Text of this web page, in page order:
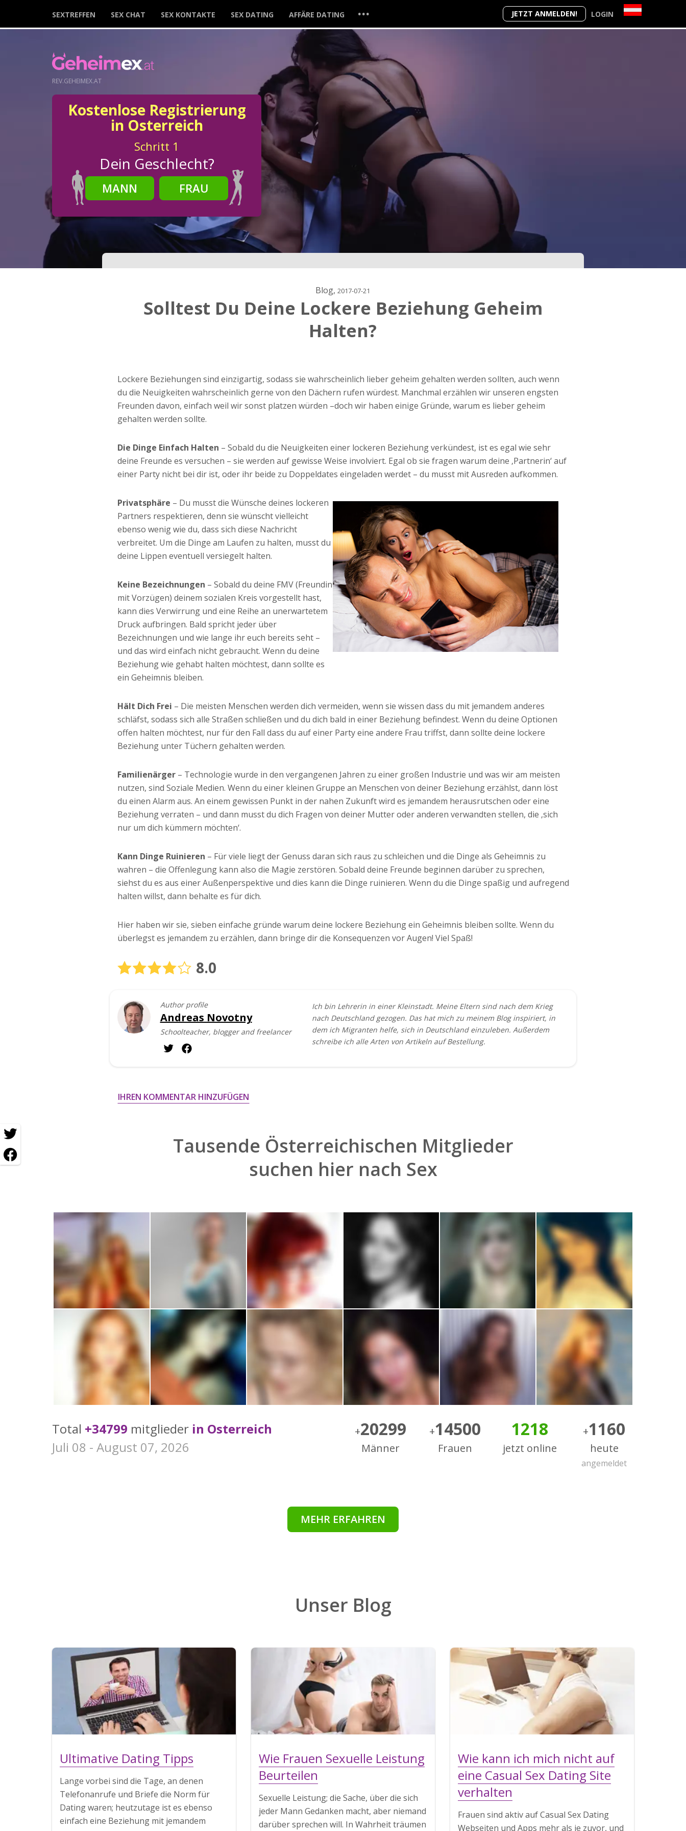
JETZT ANMELDEN! LOGIN
SEXTREFFEN SEX CHAT SEX KONTAKTE SEX DATING AFFÄRE DATING ...
REV.GEHEIMEX.AT
Kostenlose Registrierung
in Osterreich
Schritt 1
Dein Geschlecht?
MANN
FRAU
Schritt2
Dein Geburtsdatum?
Deine E-Mail?
Angebote des Betreibers per E-Mail, der Zusendung
JETZT ANMELDEN!
Blog, 2017-07-21
Solltest Du Deine Lockere Beziehung Geheim
Halten?
Lockere Beziehungen sind einzigartig, sodass sie wahrscheinlich lieber geheim gehalten werden sollten, auch wenn
du die Neuigkeiten wahrscheinlich gerne von den Dächern rufen würdest. Manchmal erzählen wir unseren engsten
Freunden davon, einfach weil wir sonst platzen würden –doch wir haben einige Gründe, warum es lieber geheim
gehalten werden sollte.
Die Dinge Einfach Halten – Sobald du die Neuigkeiten einer lockeren Beziehung verkündest, ist es egal wie sehr
deine Freunde es versuchen – sie werden auf gewisse Weise involviert. Egal ob sie fragen warum deine ‚Partnerin‘ auf
einer Party nicht bei dir ist, oder ihr beide zu Doppeldates eingeladen werdet – du musst mit Ausreden aufkommen.
Privatsphäre – Du musst die Wünsche deines lockeren
Partners respektieren, denn sie wünscht vielleicht
ebenso wenig wie du, dass sich diese Nachricht
verbreitet. Um die Dinge am Laufen zu halten, musst du
deine Lippen eventuell versiegelt halten.
Keine Bezeichnungen – Sobald du deine FMV (Freundin
mit Vorzügen) deinem sozialen Kreis vorgestellt hast,
kann dies Verwirrung und eine Reihe an unerwartetem
Druck aufbringen. Bald spricht jeder über
Bezeichnungen und wie lange ihr euch bereits seht –
und das wird einfach nicht gebraucht. Wenn du deine
Beziehung wie gehabt halten möchtest, dann sollte es
ein Geheimnis bleiben.
Hält Dich Frei – Die meisten Menschen werden dich vermeiden, wenn sie wissen dass du mit jemandem anderes
schläfst, sodass sich alle Straßen schließen und du dich bald in einer Beziehung befindest. Wenn du deine Optionen
offen halten möchtest, nur für den Fall dass du auf einer Party eine andere Frau triffst, dann sollte deine lockere
Beziehung unter Tüchern gehalten werden.
Familienärger – Technologie wurde in den vergangenen Jahren zu einer großen Industrie und was wir am meisten
nutzen, sind Soziale Medien. Wenn du einer kleinen Gruppe an Menschen von deiner Beziehung erzählst, dann löst
du einen Alarm aus. An einem gewissen Punkt in der nahen Zukunft wird es jemandem herausrutschen oder eine
Beziehung verraten – und dann musst du dich Fragen von deiner Mutter oder anderen verwandten stellen, die ‚sich
nur um dich kümmern möchten‘.
Kann Dinge Ruinieren – Für viele liegt der Genuss daran sich raus zu schleichen und die Dinge als Geheimnis zu
wahren – die Offenlegung kann also die Magie zerstören. Sobald deine Freunde beginnen darüber zu sprechen,
siehst du es aus einer Außenperspektive und dies kann die Dinge ruinieren. Wenn du die Dinge spaßig und aufregend
halten willst, dann behalte es für dich.
Hier haben wir sie, sieben einfache gründe warum deine lockere Beziehung ein Geheimnis bleiben sollte. Wenn du
überlegst es jemandem zu erzählen, dann bringe dir die Konsequenzen vor Augen! Viel Spaß!
8.0
Author profile
Andreas Novotny
Schoolteacher, blogger and freelancer
Ich bin Lehrerin in einer Kleinstadt. Meine Eltern sind nach dem Krieg
nach Deutschland gezogen. Das hat mich zu meinem Blog inspiriert, in
dem ich Migranten helfe, sich in Deutschland einzuleben. Außerdem
schreibe ich alle Arten von Artikeln auf Bestellung.
IHREN KOMMENTAR HINZUFÜGEN
Tausende Österreichischen Mitglieder
suchen hier nach Sex
Total +34799 mitglieder in Osterreich
Juli 08 - August 07, 2026
+20299
Männer
+14500
Frauen
1218
jetzt online
+1160
heute
angemeldet
MEHR ERFAHREN
Unser Blog
Ultimative Dating Tipps
Lange vorbei sind die Tage, an denen
Telefonanrufe und Briefe die Norm für
Dating waren; heutzutage ist es ebenso
einfach eine Beziehung mit jemandem
Wie Frauen Sexuelle Leistung
Beurteilen
Sexuelle Leistung; die Sache, über die sich
jeder Mann Gedanken macht, aber niemand
darüber sprechen will. In Wahrheit träumen
Wie kann ich mich nicht auf
eine Casual Sex Dating Site
verhalten
Frauen sind aktiv auf Casual Sex Dating
Webseiten und Apps mehr als je zuvor, und